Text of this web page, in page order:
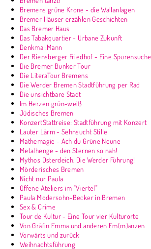
Bremens grüne Krone - die Wallanlagen
Bremer Häuser erzählen Geschichten
Das Bremer Haus
Das Tabakquartier - Urbane Zukunft
Denkmal:Mann
Der Riensberger Friedhof - Eine Spurensuche
Die Bremer Bunker Tour
Die LiteraTour Bremens
Die Werder Bremen Stadtführung per Rad
Die unsichtbare Stadt
Im Herzen grün-weiß
Jüdisches Bremen
KonzertStattreise: Stadtführung mit Konzert
Lauter Lärm - Sehnsucht Stille
Mathemagie - Ach du Grüne Neune
Metalhenge - den Sternen so nah!
Mythos Osterdeich. Die Werder Führung!
Mörderisches Bremen
Nicht nur Paula
Offene Ateliers im "Viertel"
Paula Modersohn-Becker in Bremen
Sex & Crime
Tour de Kultur - Eine Tour vier Kulturorte
Von Gräfin Emma und anderen Em(m)anzen
Vorwärts und zurück
Weihnachtsführung